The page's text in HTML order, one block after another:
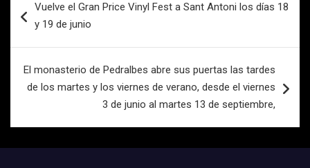
de
Vuelve el Gran Price Vinyl Fest a Sant Antoni los días 18
y 19 de junio
El monasterio de Pedralbes abre sus puertas las tardes
de los martes y los viernes de verano, desde el viernes
3 de junio al martes 13 de septiembre,